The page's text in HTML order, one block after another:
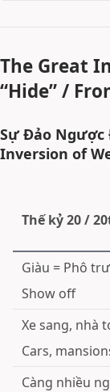
The Great
“Hide” /
Sự Đảo Ngược
Inversion of
Thế kỷ 20 /
Giàu = Phô
Show off
Xe sang, nhà
Cars,
Càng nhiều